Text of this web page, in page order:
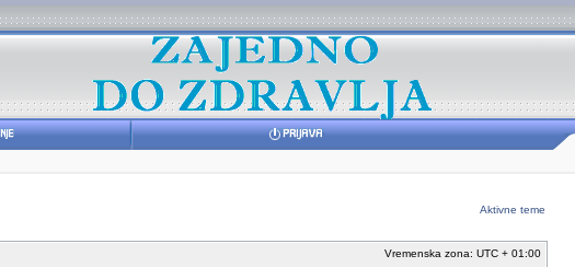
Aktivne teme
Vremenska zona: UTC + 01:00